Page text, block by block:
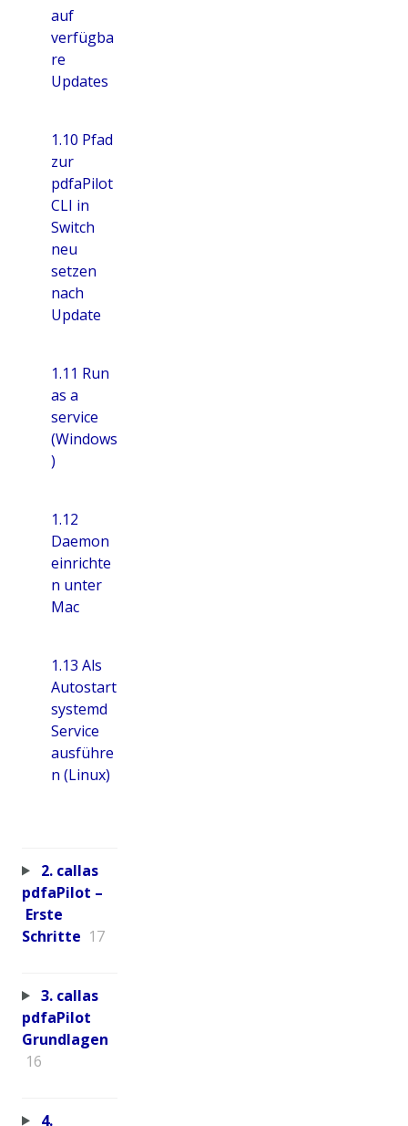
auf
verfügba
re
Updates
1.10 Pfad
zur
pdfaPilot
CLI in
Switch
neu
setzen
nach
Update
1.11 Run
as a
service
(Windows
)
1.12
Daemon
einrichte
n unter
Mac
1.13 Als
Autostart
systemd
Service
ausführe
n (Linux)
2. callas
pdfaPilot –
Erste
Schritte 17
3. callas
pdfaPilot
Grundlagen
16
4.